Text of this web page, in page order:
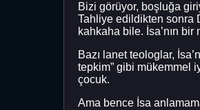
Bizi görüyor, boşluğa
Tahliye edildikten sonra
kahkaha bile. İsa’nın bir
Bazı lanet teologlar,
tepkim” gibi mükemmel
çocuk.
Ama bence İsa